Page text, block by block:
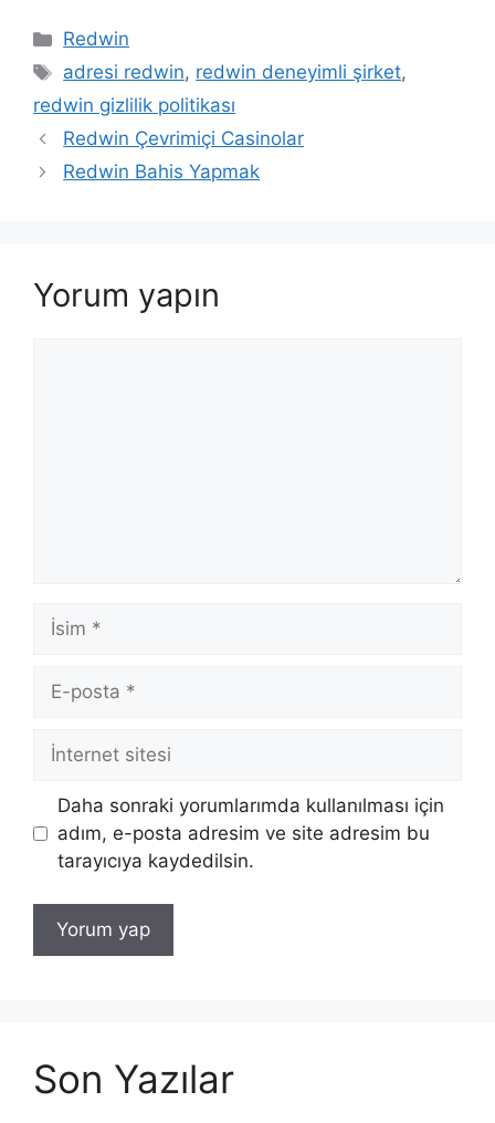
Kategoriler
Redwin
Etiketler
adresi redwin, redwin deneyimli şirket,
redwin gizlilik politikası
Redwin Çevrimiçi Casinolar
Redwin Bahis Yapmak
Yorum yapın
İsim
posta
İnternet
Daha sonraki yorumlarımda kullanılması için
adım, e-posta adresim ve site adresim bu
tarayıcıya kaydedilsin.
Son Yazılar